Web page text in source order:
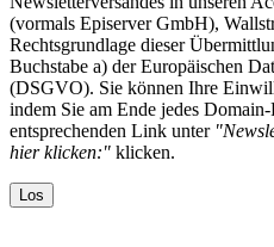
(vormals Episerver GmbH),
Rechtsgrundlage dieser
Buchstabe a) der Europäischen
(DSGVO). Sie können Ihre
indem Sie am Ende jedes
entsprechenden Link unter
hier klicken:" klicken.